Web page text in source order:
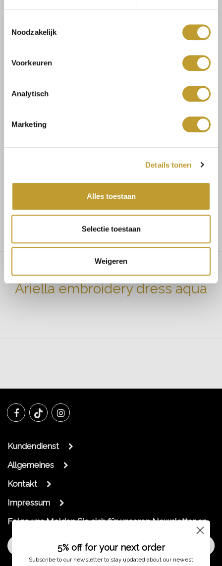
Noodzakelijk
Voorkeuren
Analytisch
Marketing
Details tonen
Alles toestaan
Selectie toestaan
Weigeren
Versandkosten und
Schnelle Lieferung
Niedrige Versandkosten
Ariella embroidery dress aqua
Kundendienst
Allgemeines
Kontakt
Impressum
Folge uns Melden Sie sich für unseren Newsletter an
Melde dich an
5% off for your next order
Subscribe to our newsletter to stay updated about our newest